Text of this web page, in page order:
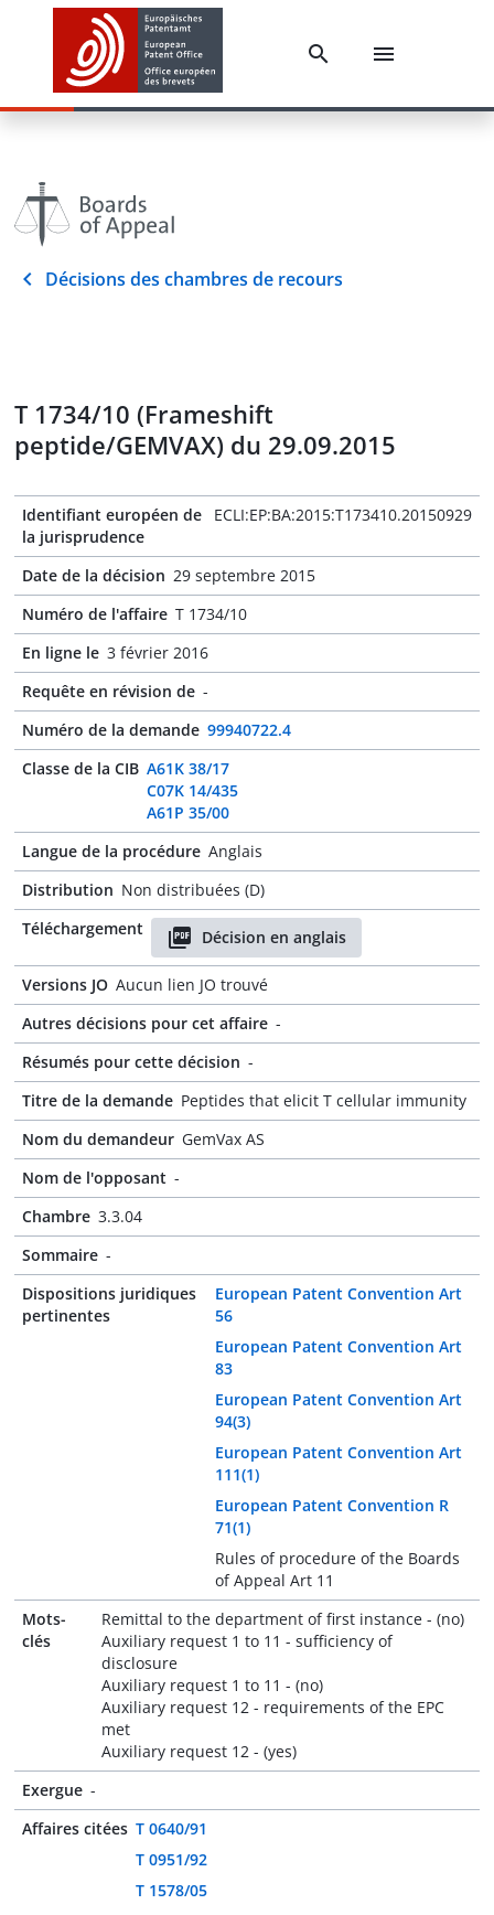
Décisions des chambres de recours
T 1734/10 (Frameshift
peptide/GEMVAX) du 29.09.2015
Identifiant européen de
la jurisprudence
ECLI:EP:BA:2015:T173410.20150929
Date de la décision 29 septembre 2015
Numéro de l'affaire T 1734/10
En ligne le 3 février 2016
Requête en révision de -
Numéro de la demande 99940722.4
Classe de la CIB A61K 38/17
C07K 14/435
A61P 35/00
Langue de la procédure Anglais
Distribution Non distribuées (D)
Téléchargement
Décision en anglais
Versions JO Aucun lien JO trouvé
Autres décisions pour cet affaire -
Résumés pour cette décision -
Titre de la demande Peptides that elicit T cellular immunity
Nom du demandeur GemVax AS
Nom de l'opposant -
Chambre 3.3.04
Sommaire -
Dispositions juridiques
pertinentes
European Patent Convention Art
56
European Patent Convention Art
83
European Patent Convention Art
94(3)
European Patent Convention Art
111(1)
European Patent Convention R
71(1)
Rules of procedure of the Boards
of Appeal Art 11
Mots-
clés
Remittal to the department of first instance - (no)
Auxiliary request 1 to 11 - sufficiency of
disclosure
Auxiliary request 1 to 11 - (no)
Auxiliary request 12 - requirements of the EPC
met
Auxiliary request 12 - (yes)
Exergue -
Affaires citées T 0640/91
T 0951/92
T 1578/05